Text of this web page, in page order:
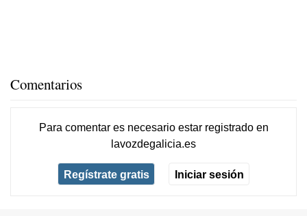
Comentarios
Para comentar es necesario estar registradoen
lavozdegalicia.es
Regístrate gratis Iniciar sesión